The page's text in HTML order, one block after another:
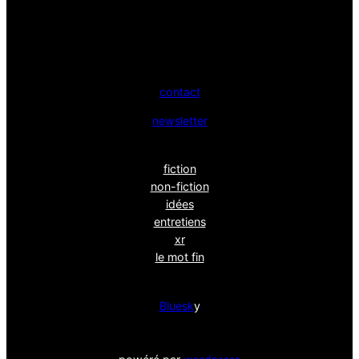
contact
newsletter
fiction
non-fiction
idées
entretiens
xr
le mot fin
Bluesky